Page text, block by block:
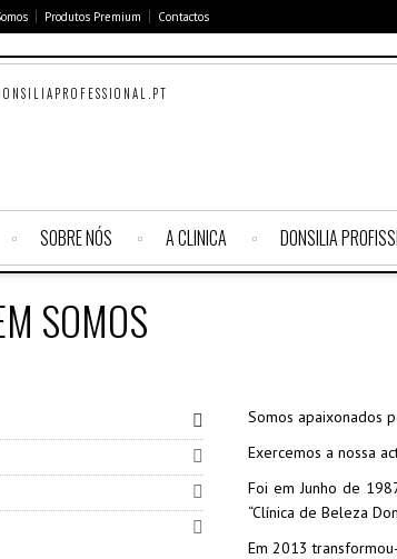
Produtos Premium Contactos
SOBRE NÓS A CLINICA DONSILIA
SOMOS
Somos apaixonados
Exercemos a nossa
Foi em Junho de
“Clínica de Beleza
Em 2013